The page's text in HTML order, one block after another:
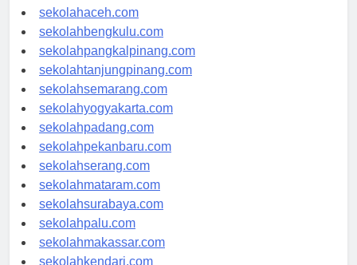
sekolahmedan.com
sekolahaceh.com
sekolahbengkulu.com
sekolahpangkalpinang.com
sekolahtanjungpinang.com
sekolahsemarang.com
sekolahyogyakarta.com
sekolahpadang.com
sekolahpekanbaru.com
sekolahserang.com
sekolahmataram.com
sekolahsurabaya.com
sekolahpalu.com
sekolahmakassar.com